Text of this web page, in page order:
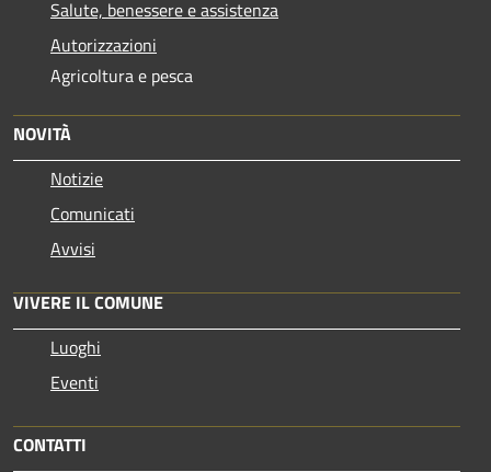
Salute, benessere e assistenza
Autorizzazioni
Agricoltura e pesca
NOVITÀ
Notizie
Comunicati
Avvisi
VIVERE IL COMUNE
Luoghi
Eventi
CONTATTI